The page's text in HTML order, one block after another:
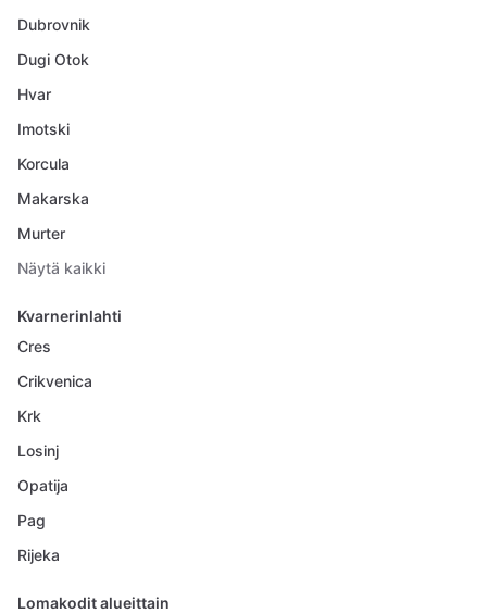
Dubrovnik
Dugi Otok
Hvar
Imotski
Korcula
Makarska
Murter
Näytä kaikki
Kvarnerinlahti
Cres
Crikvenica
Krk
Losinj
Opatija
Pag
Rijeka
Lomakodit alueittain